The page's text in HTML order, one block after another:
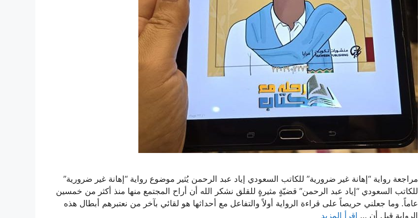
مراجعة رواية “إهانة غير ضرورية” للكاتب السعودي إياد عبد الرحمن يُثير موضوع رواية “إهانة غير ضرورية”
للكاتب السعودي “إياد عبد الرحمن” قضيّةٍ مثيرةٍ للقلق نشكر الله أن أراح المجتمع منها منذ أكثر من خمسين
عاماً. وما جعلني حريصاً على قراءة الرواية أولاً والتفاعل مع أحداثها هو لقائي بآخر من نعتبرهم أبطال هذه
الرواية قبل أن … اقرأ المزيد